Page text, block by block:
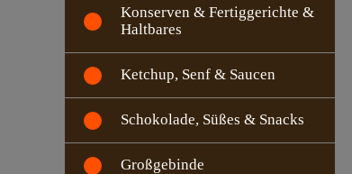
Konserven & Fertiggerichte &
Haltbares
Ketchup, Senf & Saucen
Schokolade, Süßes & Snacks
Großgebinde